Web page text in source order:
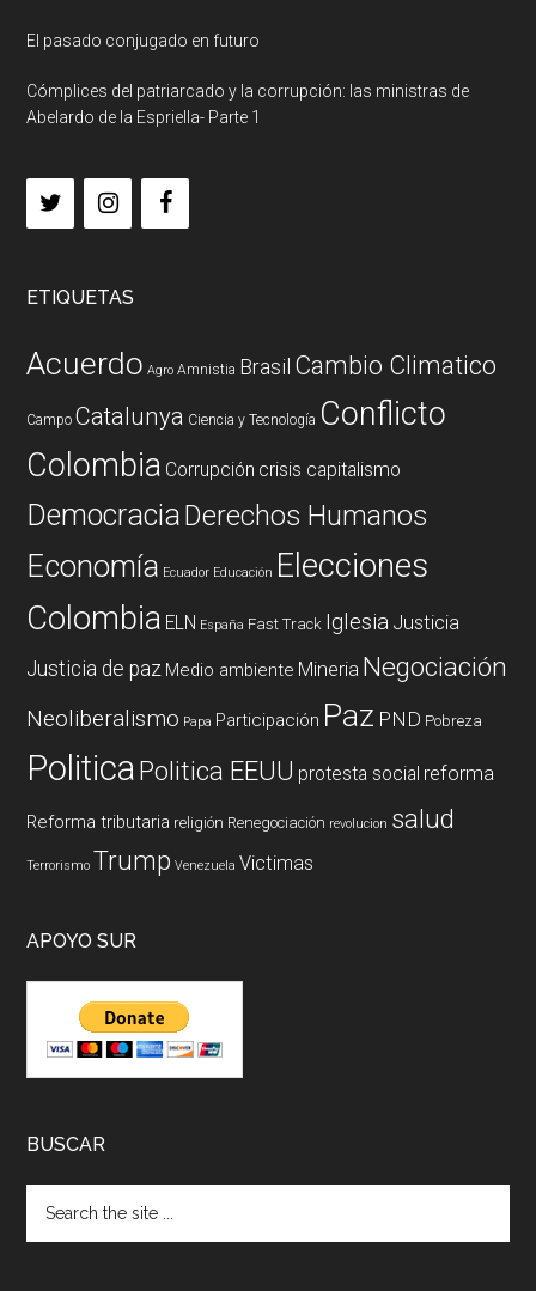
El pasado conjugado en futuro
Cómplices del patriarcado y la corrupción: las ministras de
Abelardo de la Espriella- Parte 1
ETIQUETAS
Acuerdo Agro Amnistia Brasil Cambio Climatico
Campo Catalunya Ciencia y Tecnología Conflicto
Colombia Corrupción crisis capitalismo
DemocraciaDerechos Humanos
Economía Ecuador Educación Elecciones
Colombia ELN España Fast Track Iglesia Justicia
Justicia de paz Medio ambiente Mineria Negociación
Neoliberalismo Papa Participación Paz PND Pobreza
PoliticaPolitica EEUU protesta social reforma
Reforma tributaria religión Renegociación revolucion salud
Terrorismo Trump Venezuela Victimas
APOYO SUR
BUSCAR